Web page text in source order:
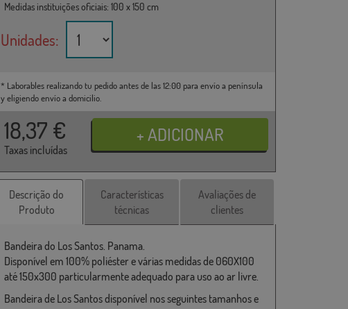
Medidas instituições oficiais: 100 x 150 cm
Unidades:
* Laborables realizando tu pedido antes de las 12:00 para envío a península
y eligiendo envío a domicilio.
18,37 €
Taxas incluídas
Descrição do
Produto
Características
técnicas
Avaliações de
clientes
Bandeira do Los Santos. Panama.
Disponível em 100% poliéster e várias medidas de 060X100
até 150x300 particularmente adequado para uso ao ar livre.
Bandeira de Los Santos disponível nos seguintes tamanhos e